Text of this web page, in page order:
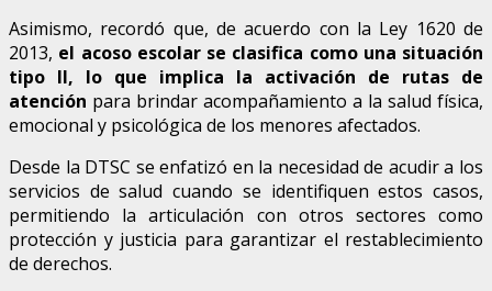
Asimismo, recordó que, de acuerdo con la Ley 1620 de
2013, el acoso escolar se clasifica como una situación
tipo II, lo que implica la activación de rutas de
atención para brindar acompañamiento a la salud física,
emocional y psicológica de los menores afectados.
Desde la DTSC se enfatizó en la necesidad de acudir a los
servicios de salud cuando se identifiquen estos casos,
permitiendo la articulación con otros sectores como
protección y justicia para garantizar el restablecimiento
de derechos.